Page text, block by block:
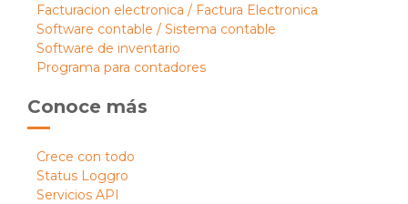
Facturacion electronica / Factura Electronica
Software contable / Sistema contable
Software de inventario
Programa para contadores
Conoce más
Crece con todo
Status Loggro
Servicios API